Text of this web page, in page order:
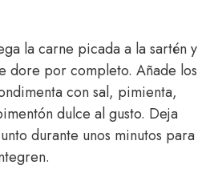
la carne picada a la sartén y
dore por completo. Añade los
con sal, pimienta,
dulce al gusto. Deja
durante unos minutos para